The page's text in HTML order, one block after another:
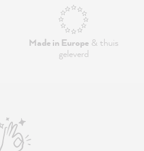
Made in Europe& thuis
geleverd